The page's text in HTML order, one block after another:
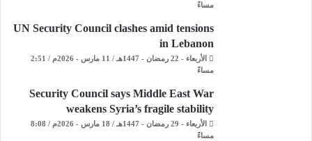
مساءً
UN Security Council clashes amid tensions
in Lebanon
الأربعاء - 22 رمضان - 1447هـ / 11 مارس - 2026م / 2:51
مساءً
Security Council says Middle East War
weakens Syria’s fragile stability
الأربعاء - 29 رمضان - 1447هـ / 18 مارس - 2026م / 8:08
مساءً